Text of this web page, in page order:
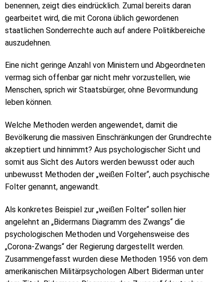
benennen, zeigt dies eindrücklich. Zumal bereits daran
gearbeitet wird, die mit Corona üblich gewordenen
staatlichen Sonderrechte auch auf andere Politikbereiche
auszudehnen.
Eine nicht geringe Anzahl von Ministern und Abgeordneten
vermag sich offenbar gar nicht mehr vorzustellen, wie
Menschen, sprich wir Staatsbürger, ohne Bevormundung
leben können.
Welche Methoden werden angewendet, damit die
Bevölkerung die massiven Einschränkungen der Grundrechte
akzeptiert und hinnimmt? Aus psychologischer Sicht und
somit aus Sicht des Autors werden bewusst oder auch
unbewusst Methoden der „weißen Folter“, auch psychische
Folter genannt, angewandt.
Als konkretes Beispiel zur „weißen Folter“ sollen hier
angelehnt an „Bidermans Diagramm des Zwangs“ die
psychologischen Methoden und Vorgehensweise des
„Corona-Zwangs“ der Regierung dargestellt werden.
Zusammengefasst wurden diese Methoden 1956 von dem
amerikanischen Militärpsychologen Albert Biderman unter